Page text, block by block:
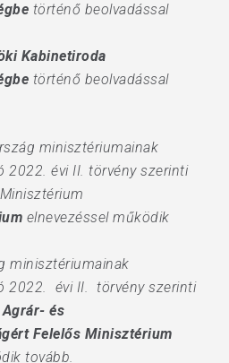
történő beolvadással
Kabinetiroda
történő beolvadással
minisztériumainak
2022. évi II. törvény szerinti
elnevezéssel működik
minisztériumainak
2022. évi II. törvény szerinti
Agrár- és
Felelős Minisztérium
tovább.